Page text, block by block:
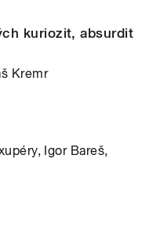
kuriozit, absurdit
Kremr
Igor Bareš,